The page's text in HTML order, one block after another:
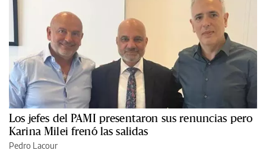
Los jefes del PAMI presentaron sus renuncias pero
Karina Milei frenó las salidas
Pedro Lacour